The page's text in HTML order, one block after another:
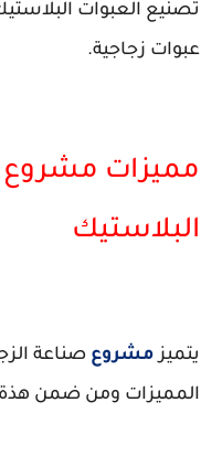
تصنيع العبوات
عبوات زجاجية.
مميزات مشروع
البلاستيك
يتميزمشروع صناعة
المميزات ومن ضمن هذة